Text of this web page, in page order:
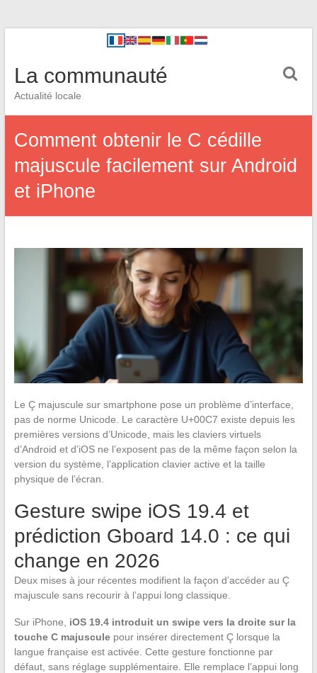
La communauté
Actualité locale
Comment obtenir le C cédille
majuscule facilement sur Android
et iPhone
Le Ç majuscule sur smartphone pose un problème d’interface,
pas de norme Unicode. Le caractère U+00C7 existe depuis les
premières versions d’Unicode, mais les claviers virtuels
d’Android et d’iOS ne l’exposent pas de la même façon selon la
version du système, l’application clavier active et la taille
physique de l’écran.
Gesture swipe iOS 19.4 et
prédiction Gboard 14.0 : ce qui
change en 2026
Deux mises à jour récentes modifient la façon d’accéder au Ç
majuscule sans recourir à l’appui long classique.
Sur iPhone, iOS 19.4 introduit un swipe vers la droite sur la
touche C majusculepour insérer directement Ç lorsque la
langue française est activée. Cette gesture fonctionne par
défaut, sans réglage supplémentaire. Elle remplace l’appui long